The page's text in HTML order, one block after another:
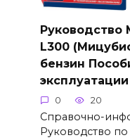
Руководство
L300
бензин
эксплуатации
0 20
Справочно-
Руководство